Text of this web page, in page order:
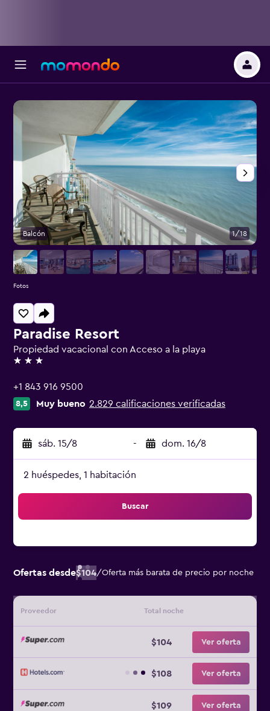
Paradise Resort
Propiedad vacacional con Acceso a la playa
3 estrellas
+1 843 916 9500
8,5 Muy bueno 2.829 calificaciones verificadas
sáb. 15/8 - dom. 16/8
2 huéspedes, 1 habitación
Buscar
Ofertas desde$104/Oferta más barata de precio por noche
Proveedor Total noche
$104 Ver oferta
$108 Ver oferta
$109 Ver oferta
Balcón 1/18
Fotos